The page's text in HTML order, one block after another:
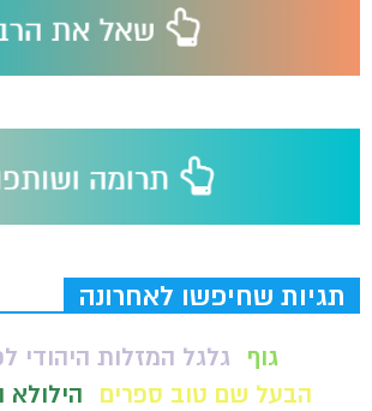
תגיות שחיפשו לאחרונה
גוף
גלגל המזלות היהודי
הבעל שם טוב ספרים
הילולא